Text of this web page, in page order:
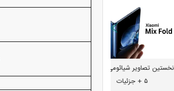
شیائومی میکس فولد